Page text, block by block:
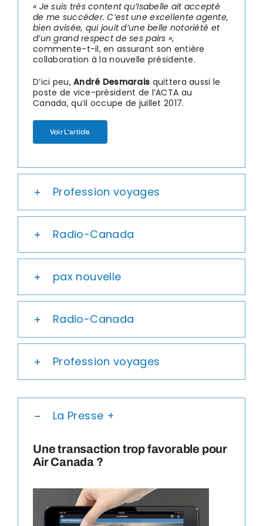
« Je suis très content qu’Isabelle ait accepté
de me succéder. C’est une excellente agente,
bien avisée, qui jouit d’une belle notoriété et
d’un grand respect de ses pairs »,
commente-t-il, en assurant son entière
collaboration à la nouvelle présidente.
D’ici peu,André Desmarais quittera aussi le
poste de vice-président de l’ACTA au
Canada, qu’il occupe de juillet 2017.
Voir L’article
Profession voyages
Radio-Canada
pax nouvelle
Radio-Canada
Profession voyages
La Presse +
Une transaction trop favorable pour
Air Canada ?